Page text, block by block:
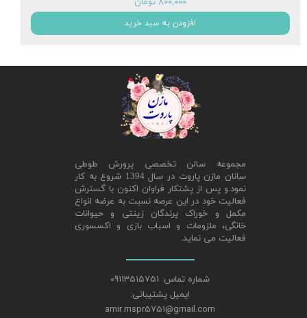
افزودن به سبد خرید
مجموعه سالن تخصصی پرورش طوطی
سانان مازن پاروت در سال 1394 شروع به کار
نمود.و پس از پشتکار فراوان اکنون با گسترش
فعالیت خود در این عرصه نسبت به عرضه انواع
مکمل و خوراک پرندگان زینتی و حیوانات
خانگی، ملزومات و اسباب بازی و اکسسوری
فعالیت می نماید.
شماره تماس: 09113515751
ایمیل پشتیبانی:
amir.mspr5751@gmail.com